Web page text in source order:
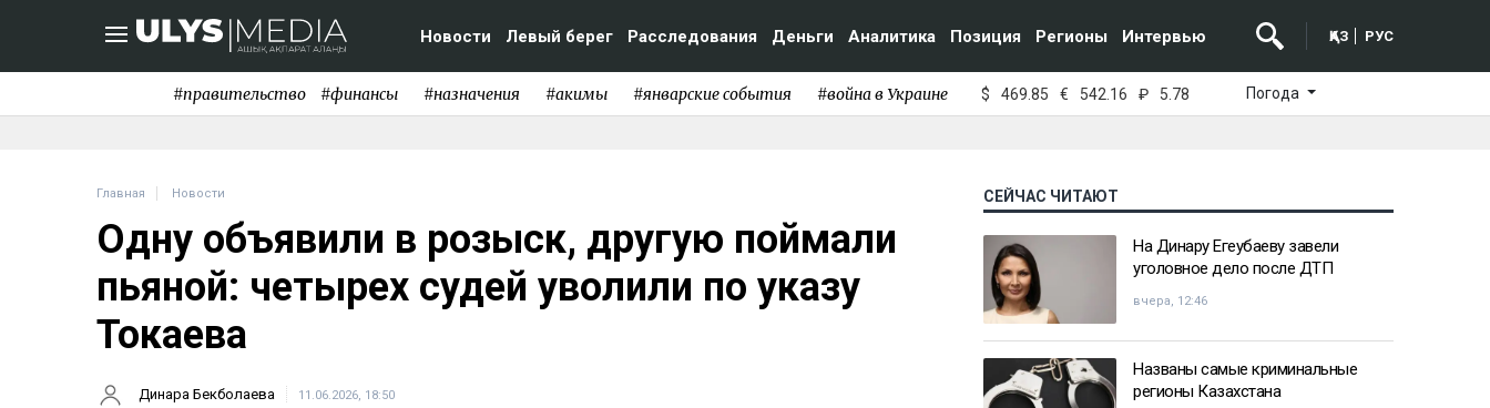
Новости Левый берег Расследования Деньги Аналитика Позиция Регионы Интервью ҚАЗ РУС
#правительство #финансы #назначения #акимы #январские события #война в Украине $ 469.85 € 542.16 ₽ 5.78 Погода
Главная Новости
Одну объявили в розыск, другую поймали
пьяной: четырех судей уволили по указу
Токаева
Динара Бекболаева 11.06.2026, 18:50
СЕЙЧАС ЧИТАЮТ
На Динару Егеубаеву завели
уголовное дело после ДТП
вчера, 12:46
Названы самые криминальные
регионы Казахстана